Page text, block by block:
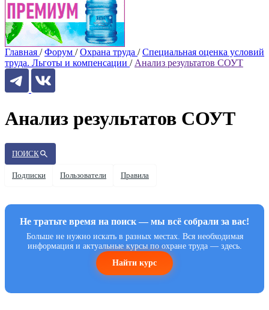
Главная / Форум / Охрана труда / Специальная оценка условий
труда. Льготы и компенсации / Анализ результатов СОУТ
Анализ результатов СОУТ
ПОИСК
Подписки Пользователи Правила
Не тратьте время на поиск — мы всё собрали за вас!
Больше не нужно искать в разных местах. Вся необходимая
информация и актуальные курсы по охране труда — здесь.
Найти курс